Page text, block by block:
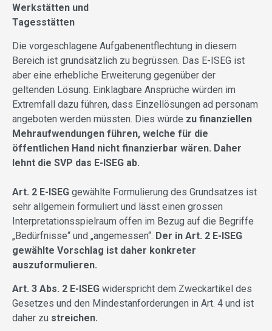
Werkstätten und
Tagesstätten
Die vorgeschlagene Aufgabenentflechtung in diesem
Bereich ist grundsätzlich zu begrüssen. Das E-ISEG ist
aber eine erhebliche Erweiterung gegenüber der
geltenden Lösung. Einklagbare Ansprüche würden im
Extremfall dazu führen, dass Einzellösungen ad personam
angeboten werden müssten. Dies würde zu finanziellen
Mehraufwendungen führen, welche für die
öffentlichen Hand nicht finanzierbar wären. Daher
lehnt die SVP das E-ISEG ab.
Art. 2 E-ISEG gewählte Formulierung des Grundsatzes ist
sehr allgemein formuliert und lässt einen grossen
Interpretationsspielraum offen im Bezug auf die Begriffe
„Bedürfnisse“ und „angemessen“. Der in Art. 2 E-ISEG
gewählte Vorschlag ist daher konkreter
auszuformulieren.
Art. 3 Abs. 2 E-ISEG widerspricht dem Zweckartikel des
Gesetzes und den Mindestanforderungen in Art. 4 und ist
daher zu streichen.